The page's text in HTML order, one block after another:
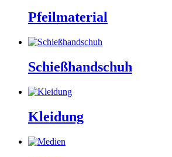
Pfeilmaterial
Schießhandschuh
Kleidung